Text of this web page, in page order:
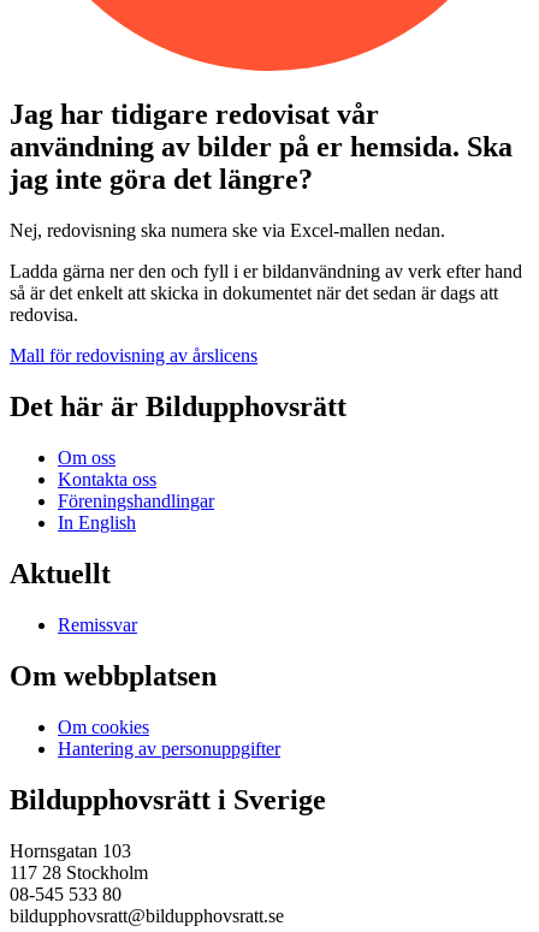
Jag har tidigare redovisat vår
användning av bilder på er hemsida. Ska
jag inte göra det längre?
Nej, redovisning ska numera ske via Excel-mallen nedan.
Ladda gärna ner den och fyll i er bildanvändning av verk efter hand
så är det enkelt att skicka in dokumentet när det sedan är dags att
redovisa.
Mall för redovisning av årslicens
Det här är Bildupphovsrätt
Om oss
Kontakta oss
Föreningshandlingar
In English
Aktuellt
Remissvar
Om webbplatsen
Om cookies
Hantering av personuppgifter
Bildupphovsrätt i Sverige
Hornsgatan 103
117 28 Stockholm
08-545 533 80
bildupphovsratt@bildupphovsratt.se